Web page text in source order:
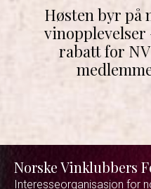
Høsten byr på
vinopplevelser
rabatt for
Norske Vinklubbers
Interesseorganisasjon for